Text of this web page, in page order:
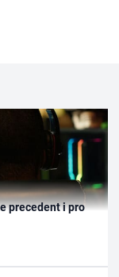
precedent i pro